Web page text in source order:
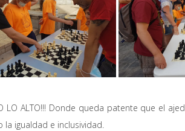
LO ALTO!!! Donde queda patente que el
igualdad e inclusividad.